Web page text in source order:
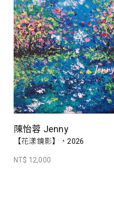
陳怡蓉 Jenny
【花漾鏡影】，2026
NT$ 12,000